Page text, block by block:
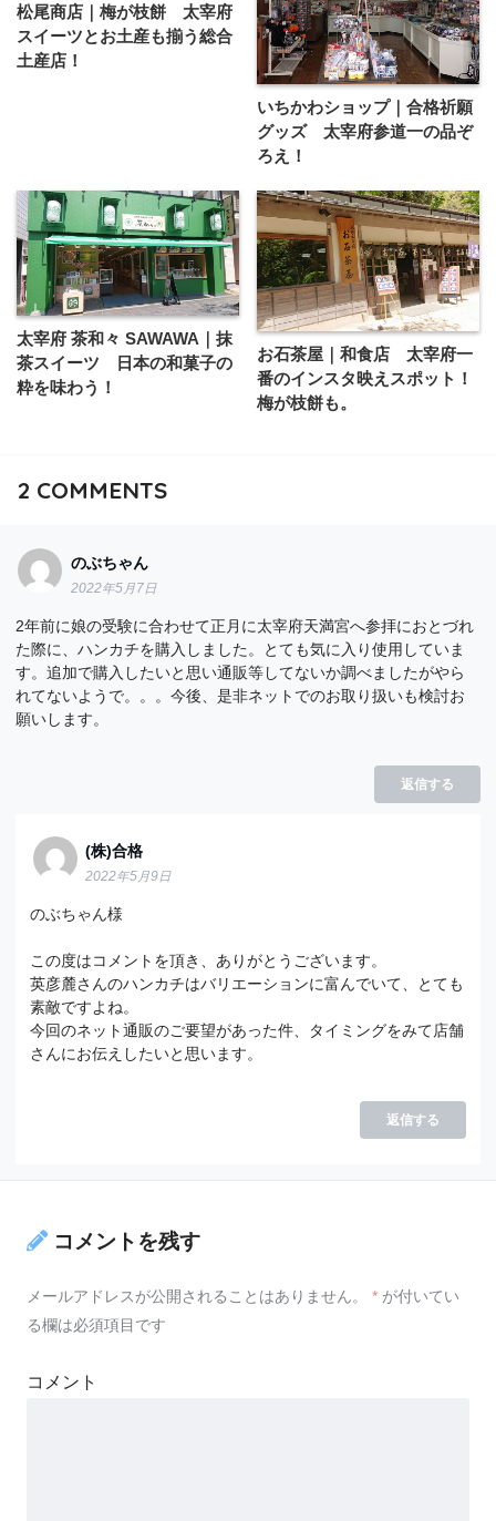
松尾商店｜梅が枝餅 太宰府
スイーツとお土産も揃う総合
土産店！
いちかわショップ｜合格祈願
グッズ 太宰府参道一の品ぞ
ろえ！
太宰府 茶和々 SAWAWA｜抹
茶スイーツ 日本の和菓子の
粋を味わう！
お石茶屋｜和食店 太宰府一
番のインスタ映えスポット！
梅が枝餅も。
2 COMMENTS
のぶちゃん
2022年5月7日
2年前に娘の受験に合わせて正月に太宰府天満宮へ参拝におとづれ
た際に、ハンカチを購入しました。とても気に入り使用していま
す。追加で購入したいと思い通販等してないか調べましたがやら
れてないようで。。。今後、是非ネットでのお取り扱いも検討お
願いします。
返信する
(株)合格
2022年5月9日
のぶちゃん様
この度はコメントを頂き、ありがとうございます。
英彦麓さんのハンカチはバリエーションに富んでいて、とても
素敵ですよね。
今回のネット通販のご要望があった件、タイミングをみて店舗
さんにお伝えしたいと思います。
返信する
コメントを残す
メールアドレスが公開されることはありません。 * が付いてい
る欄は必須項目です
コメント